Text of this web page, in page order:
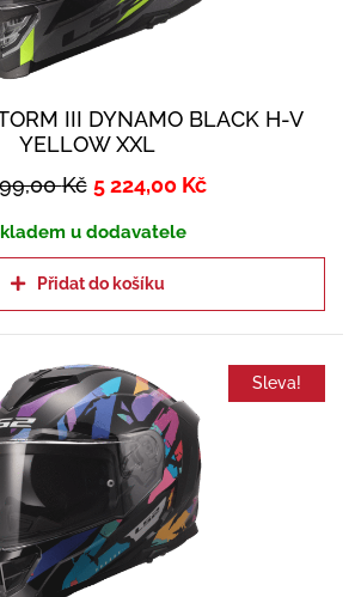
III DYNAMO BLACK H-V
YELLOW XXL
Kč 5 224,00 Kč
u dodavatele
Přidat do košíku
Sleva!